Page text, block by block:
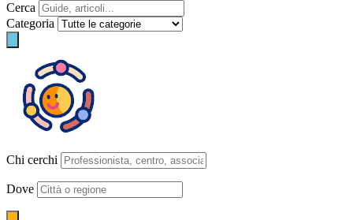
Cerca
Categoria
Chi cerchi
Dove